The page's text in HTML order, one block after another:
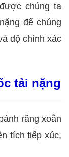
chúng ta
để chúng
độ chính xác
tải nặng
răng xoắn
tích tiếp xúc,